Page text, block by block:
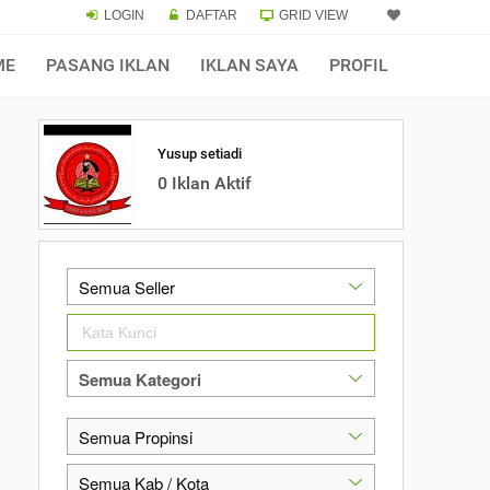
LOGIN DAFTAR GRID VIEW
PASANG IKLAN IKLAN SAYA PROFIL
Yusup setiadi
0 Iklan Aktif